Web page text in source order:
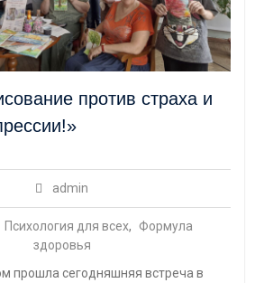
против страха и
admin
Психология для всех,
Формула
здоровья
прошла сегодняшняя встреча в